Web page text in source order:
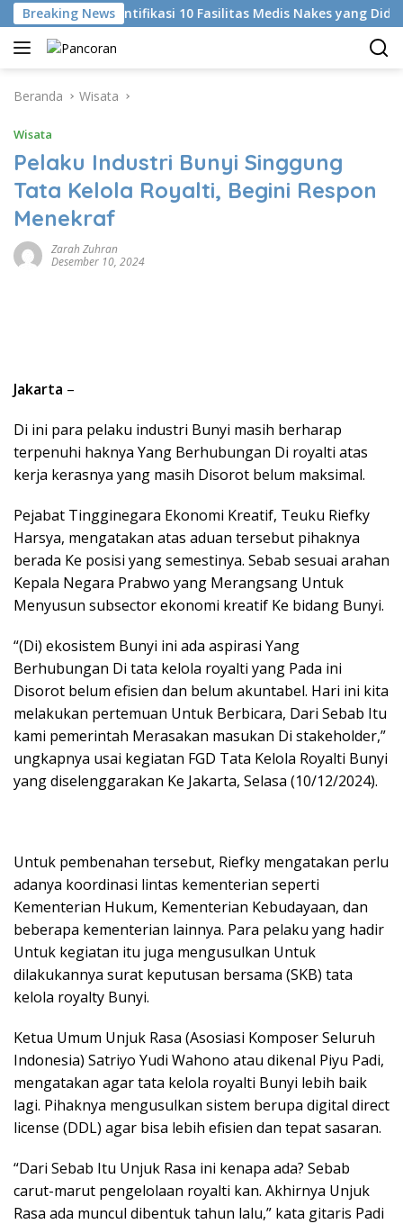
Langsung
ke
konten
Breaking News
KKI Identifikasi 10 Fasilitas Medis Nakes yang Diduga
Beranda Wisata
Wisata
Pelaku Industri Bunyi Singgung
Tata Kelola Royalti, Begini Respon
Menekraf
Zarah Zuhran
Desember 10, 2024
Jakarta –
Di ini para pelaku industri Bunyi masih berharap
terpenuhi haknya Yang Berhubungan Di royalti atas
kerja kerasnya yang masih Disorot belum maksimal.
Pejabat Tingginegara Ekonomi Kreatif, Teuku Riefky
Harsya, mengatakan atas aduan tersebut pihaknya
berada Ke posisi yang semestinya. Sebab sesuai arahan
Kepala Negara Prabwo yang Merangsang Untuk
Menyusun subsector ekonomi kreatif Ke bidang Bunyi.
“(Di) ekosistem Bunyi ini ada aspirasi Yang
Berhubungan Di tata kelola royalti yang Pada ini
Disorot belum efisien dan belum akuntabel. Hari ini kita
melakukan pertemuan Untuk Berbicara, Dari Sebab Itu
kami pemerintah Merasakan masukan Di stakeholder,”
ungkapnya usai kegiatan FGD Tata Kelola Royalti Bunyi
yang diselenggarakan Ke Jakarta, Selasa (10/12/2024).
Untuk pembenahan tersebut, Riefky mengatakan perlu
adanya koordinasi lintas kementerian seperti
Kementerian Hukum, Kementerian Kebudayaan, dan
beberapa kementerian lainnya. Para pelaku yang hadir
Untuk kegiatan itu juga mengusulkan Untuk
dilakukannya surat keputusan bersama (SKB) tata
kelola royalty Bunyi.
Ketua Umum Unjuk Rasa (Asosiasi Komposer Seluruh
Indonesia) Satriyo Yudi Wahono atau dikenal Piyu Padi,
mengatakan agar tata kelola royalti Bunyi lebih baik
lagi. Pihaknya mengusulkan sistem berupa digital direct
license (DDL) agar bisa lebih efisien dan tepat sasaran.
“Dari Sebab Itu Unjuk Rasa ini kenapa ada? Sebab
carut-marut pengelolaan royalti kan. Akhirnya Unjuk
Rasa ada muncul dibentuk tahun lalu,” kata gitaris Padi